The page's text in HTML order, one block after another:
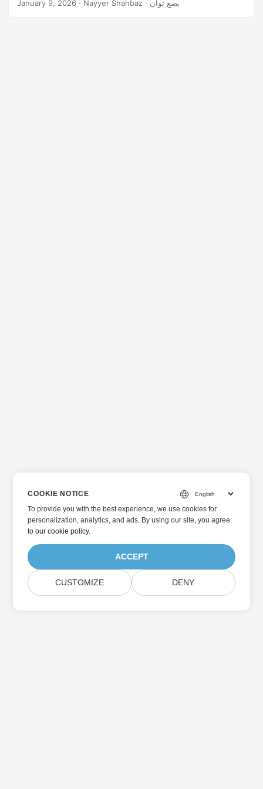
nJanuary 9, 2026 · Nayyer Shahbaz · بضع ثوان
COOKIE NOTICE
To provide you with the best experience, we use cookies for
personalization, analytics, and ads. By using our site, you agree
toour cookie policy.
ACCEPT
CUSTOMIZE DENY